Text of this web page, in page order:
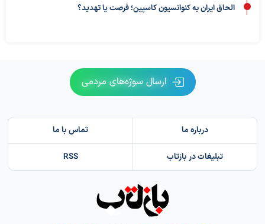
الحاق ایران به کنوانسیون کاسپین؛ فرصت یا تهدید؟
ارسال سوژه‌های مردمی
درباره ما تماس با ما
تبلیغات در بازتاب RSS